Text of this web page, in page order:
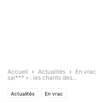
Accueil Actualités En vrac
sal*** » : les chants des...
Actualités En vrac